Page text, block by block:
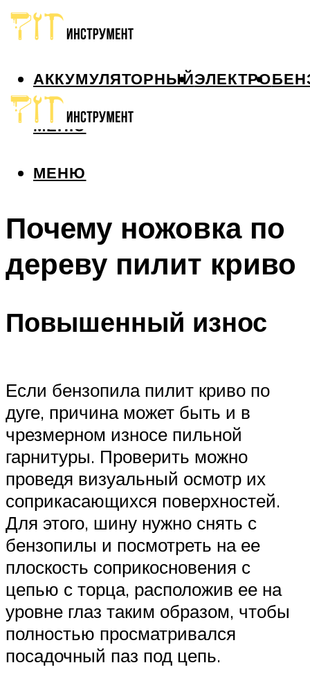
АККУМУЛЯТОРНЫЙЭЛЕКТРО
МЕНЮ
МЕНЮ
Почему ножовка по
дереву пилит криво
Повышенный износ
Если бензопила пилит криво по
дуге, причина может быть и в
чрезмерном износе пильной
гарнитуры. Проверить можно
проведя визуальный осмотр их
соприкасающихся поверхностей.
Для этого, шину нужно снять с
бензопилы и посмотреть на ее
плоскость соприкосновения с
цепью с торца, расположив ее на
уровне глаз таким образом, чтобы
полностью просматривался
посадочный паз под цепь.